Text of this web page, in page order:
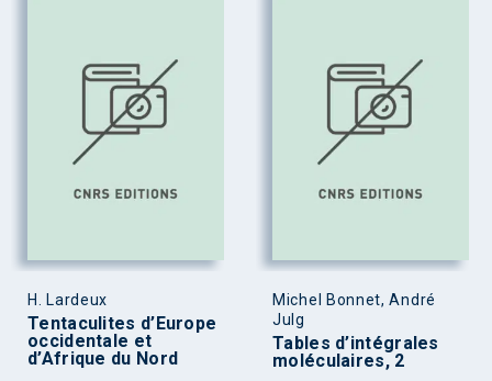
H. Lardeux
Tentaculites d’Europe
occidentale et
d’Afrique du Nord
Michel Bonnet, André
Julg
Tables d’intégrales
moléculaires, 2